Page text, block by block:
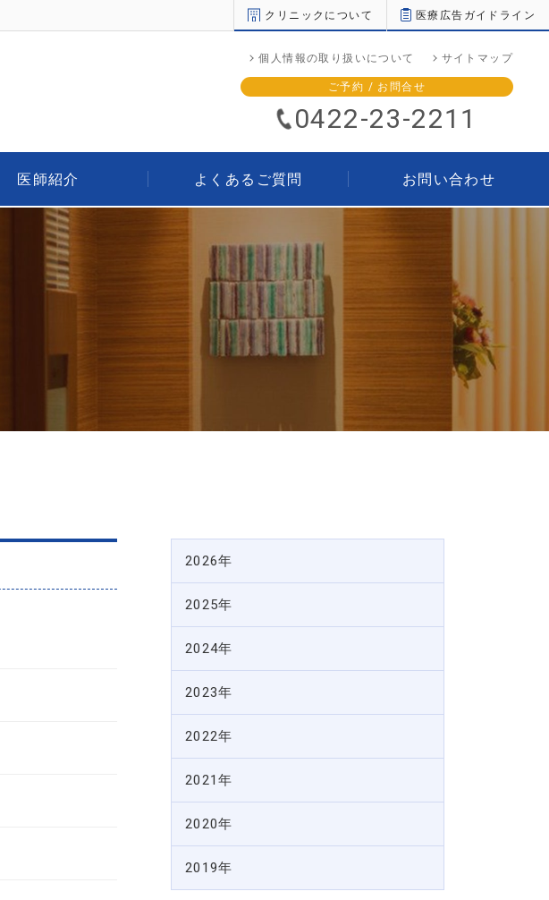
クリニックについて 医療広告ガイドライン
個人情報の取り扱いについて サイトマップ
ご予約 / お問合せ
0422-23-2211
医師紹介 よくあるご質問 お問い合わせ
2026年
2025年
2024年
2023年
2022年
2021年
2020年
2019年